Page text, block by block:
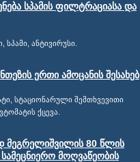
სპამის ფილტრაციასა და
ანტივირუსი.
ერთი ამოცანის შესახებ
სტაციონარული შემთხვევითი
ქცევა.
მეგრელიშვილის 80 წლის
მოღვაწეობის